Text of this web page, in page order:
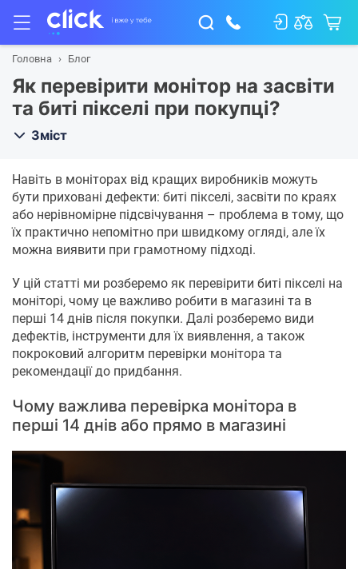
Головна Блог
Як перевірити монітор на засвіти
та биті пікселі при покупці?
Зміст
Навіть в моніторах від кращих виробників можуть
бути приховані дефекти: биті пікселі, засвіти по краях
або нерівномірне підсвічування – проблема в тому, що
їх практично непомітно при швидкому огляді, але їх
можна виявити при грамотному підході.
У цій статті ми розберемо як перевірити биті пікселі на
моніторі, чому це важливо робити в магазині та в
перші 14 днів після покупки. Далі розберемо види
дефектів, інструменти для їх виявлення, а також
покроковий алгоритм перевірки монітора та
рекомендації до придбання.
Чому важлива перевірка монітора в
перші 14 днів або прямо в магазині